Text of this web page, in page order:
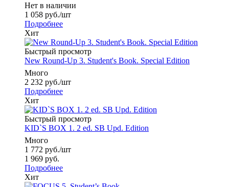
Нет в наличии
1 058 руб./шт
Подробнее
Хит
Быстрый просмотр
New Round-Up 3. Student's Book. Special Edition
Много
2 232 руб./шт
Подробнее
Хит
Быстрый просмотр
KID`S BOX 1. 2 ed. SB Upd. Edition
Много
1 772 руб./шт
1 969 руб.
Подробнее
Хит